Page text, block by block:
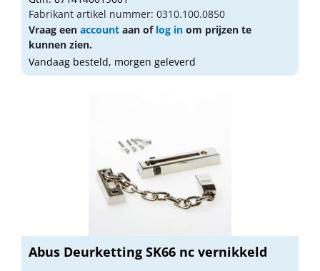
Fabrikant artikel nummer: 0310.100.0850
Vraag een account aan of log in om prijzen te
kunnen zien.
Vandaag besteld, morgen geleverd
Abus Deurketting SK66 nc vernikkeld